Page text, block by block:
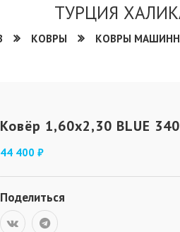
ТУРЦИЯ
КОВРЫ КОВРЫ
Ковёр 1,60х2,30 BLUE
44 400 ₽
Поделиться